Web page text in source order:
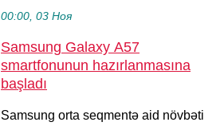
00:00, 03 Ноя
Samsung Galaxy A57
smartfonunun hazırlanmasına
başladı
Samsung orta seqmentə aid növbəti